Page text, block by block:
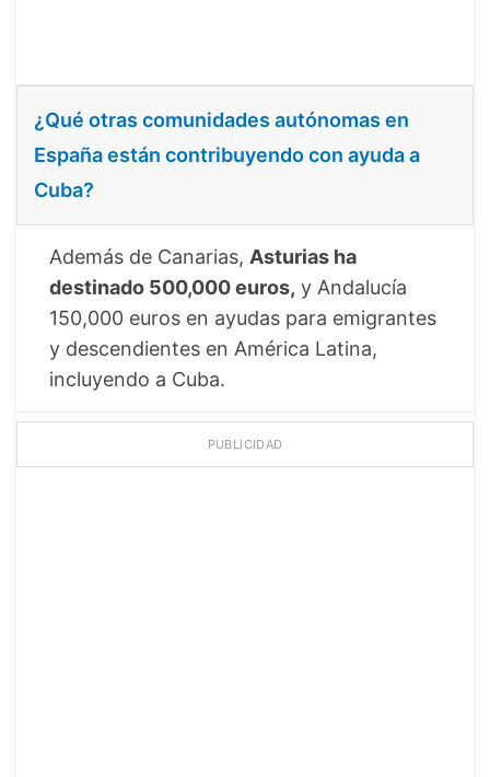
¿Qué otras comunidades autónomas en
España están contribuyendo con ayuda a
Cuba?
Además de Canarias, Asturias ha
destinado 500,000 euros, y Andalucía
150,000 euros en ayudas para emigrantes
y descendientes en América Latina,
incluyendo a Cuba.
PUBLICIDAD